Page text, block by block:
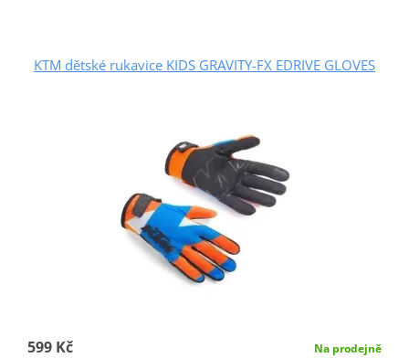
KTM dětské rukavice KIDS GRAVITY-FX EDRIVE GLOVES
599 Kč Na prodejně